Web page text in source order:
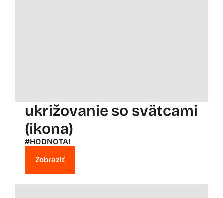
ukrižovanie so svätcami
(ikona)
#HODNOTA!
Zobraziť